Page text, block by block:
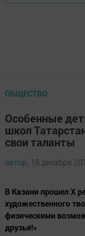
ОБЩЕСТВО
Особенные
школ
свои таланты
автор, 16 декабря
В Казани прошел X
художественного
физическими
друзья!»